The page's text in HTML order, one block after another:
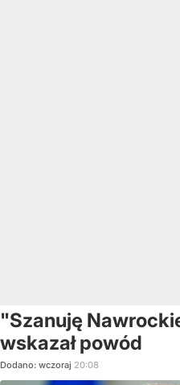
"Szanuję
wskazał powód
Dodano: wczoraj 20:08